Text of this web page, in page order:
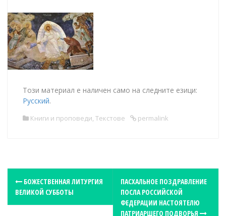
Този материал е наличен само на следните езици:
Русский.
Книги и проповеди Текстове permalink
БОЖЕСТВЕННАЯ ЛИТУРГИЯ
ВЕЛИКОЙ СУББОТЫ
ПАСХАЛЬНОЕ ПОЗДРАВЛЕНИЕ
ПОСЛА РОССИЙСКОЙ
ФЕДЕРАЦИИ НАСТОЯТЕЛЮ
ПАТРИАРШЕГО ПОДВОРЬЯ